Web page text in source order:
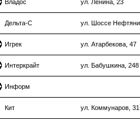
Владос ул. Ленина, 23
Дельта-С ул. Шоссе
Игрек ул. Атарбекова, 47
Интеркрайт ул. Бабушкина, 248
Информ
Кит ул. Коммунаров, 31